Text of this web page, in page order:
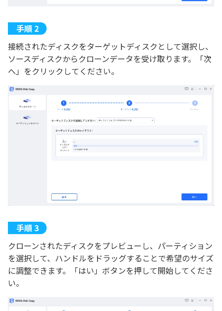
接続されたディスクをターゲットディスクとして選択し、
ソースディスクからクローンデータを受け取ります。「次
へ」をクリックしてください。
クローンされたディスクをプレビューし、パーティション
を選択して、ハンドルをドラッグすることで希望のサイズ
に調整できます。「はい」ボタンを押して開始してくださ
い。